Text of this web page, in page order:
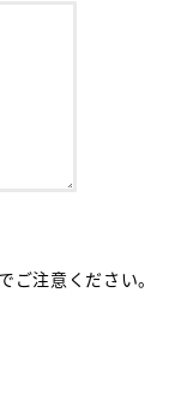
ご注意ください。